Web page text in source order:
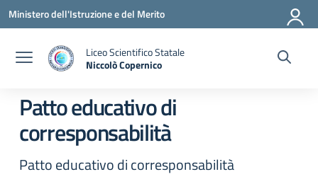
Vai ai contenuti
Vai al menu di navigazione
Vai al footer
Ministero dell'Istruzione e del Merito
Liceo Scientifico Statale
Niccolò Copernico
Patto educativo di
corresponsabilità
Patto educativo di corresponsabilità